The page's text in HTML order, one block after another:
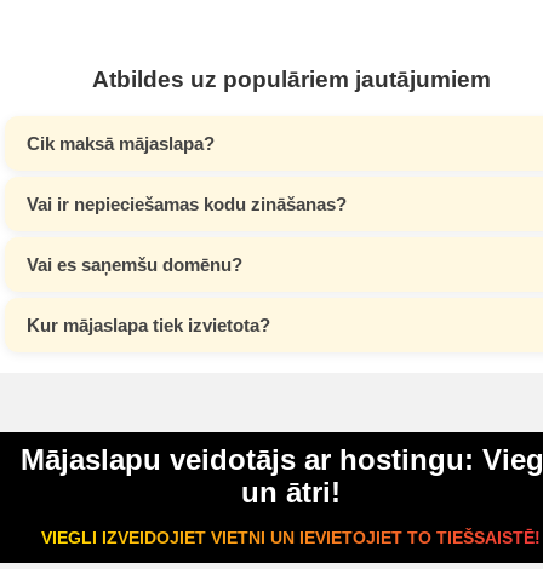
Atbildes uz populāriem jautājumiem
Cik maksā mājaslapa?
Vai ir nepieciešamas kodu zināšanas?
Vai es saņemšu domēnu?
Kur mājaslapa tiek izvietota?
Mājaslapu veidotājs ar hostingu:
un ātri!
VIEGLI IZVEIDOJIET VIETNI UN IEVIETOJIET TO TIEŠSAISTĒ!